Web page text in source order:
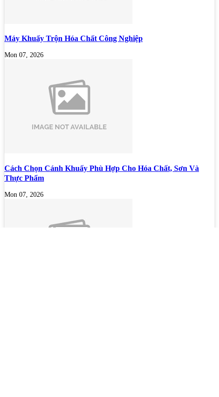
Máy Khuấy Trộn Hóa Chất Công Nghiệp
Mon 07, 2026
Cách Chọn Cánh Khuấy Phù Hợp Cho Hóa Chất, Sơn Và
Thực Phẩm
Mon 07, 2026